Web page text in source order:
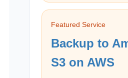
Featured Service
Backup to
S3 on AWS